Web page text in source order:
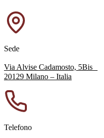
Sede
Via Alvise Cadamosto, 5Bis
20129 Milano – Italia
Telefono